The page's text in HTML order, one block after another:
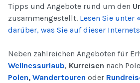
Tipps und Angebote rund um den
zusammengestellt. Lesen Sie unter
darüber, was Sie auf dieser
Neben zahlreichen Angeboten für
Wellnessurlaub, Kurreisen nach
Polen, Wandertouren oder